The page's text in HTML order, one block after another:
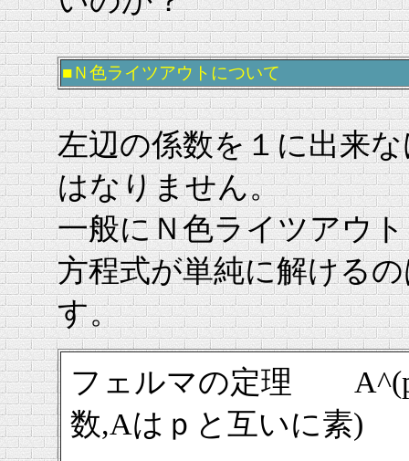
■Ｎ色ライツアウトについて
左辺の係数を１に出来
はなりません。
一般にＮ色ライツアウ
方程式が単純に解ける
す。
フェルマの定理
数,Aはｐと互いに素)